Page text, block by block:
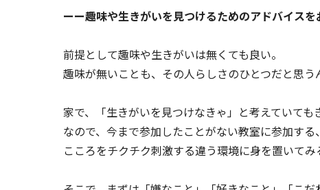
ーー趣味や生きがいを見つけるためのアドバイスを
前提として趣味や生きがいは無くても良い。
趣味が無いことも、その人らしさのひとつだと思う
家で、「生きがいを見つけなきゃ」と考えていても
なので、今まで参加したことがない教室に参加する
こころをチクチク刺激する違う環境に身を置いてみ